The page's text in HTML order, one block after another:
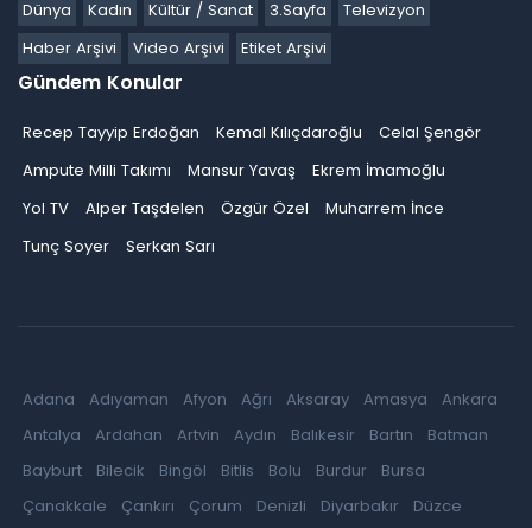
Dünya Kadın Kültür / Sanat 3.Sayfa
Televizyon
Haber Arşivi
Video Arşivi Etiket Arşivi
Gündem Konular
Recep Tayyip Erdoğan Kemal Kılıçdaroğlu
Celal Şengör
Ampute Milli Takımı
Mansur Yavaş
Ekrem İmamoğlu
Yol TV
Alper Taşdelen Özgür Özel
Muharrem İnce
Tunç Soyer
Serkan Sarı
Adana Adıyaman Afyon Ağrı Aksaray Amasya
Ankara
Antalya
Ardahan Artvin Aydın Balıkesir Bartın
Batman
Bayburt
Bilecik Bingöl Bitlis Bolu Burdur
Bursa
Çanakkale
Çankırı Çorum Denizli Diyarbakır
Düzce